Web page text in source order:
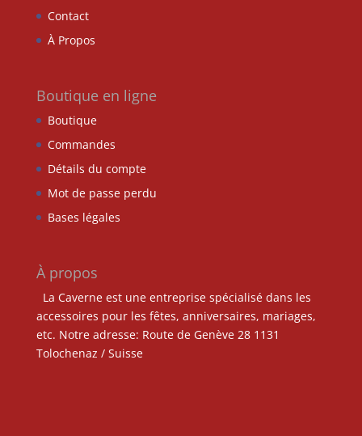
Contact
À Propos
Boutique en ligne
Boutique
Commandes
Détails du compte
Mot de passe perdu
Bases légales
À propos
La Caverne est une entreprise spécialisé dans les
accessoires pour les fêtes, anniversaires, mariages,
etc. Notre adresse: Route de Genève 28 1131
Tolochenaz / Suisse